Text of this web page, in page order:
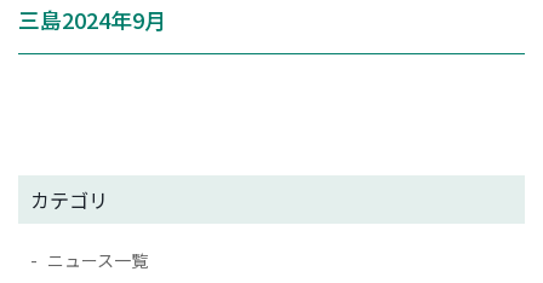
三島2024年9月
カテゴリ
ニュース一覧